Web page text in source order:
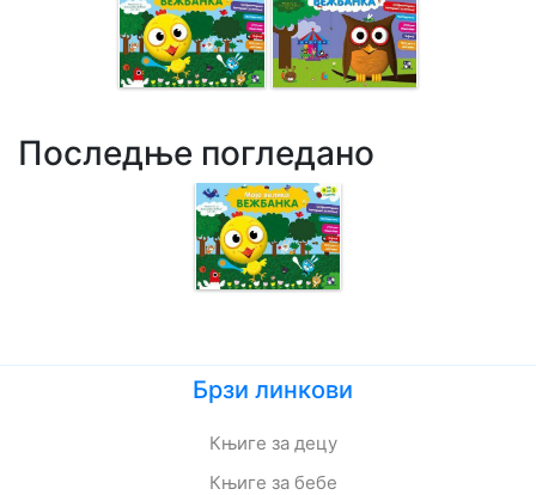
Последње погледано
Брзи линкови
Књиге за децу
Књиге за бебе